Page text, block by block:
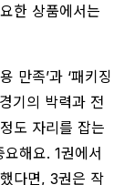
한 상품에서는
만족’과 ‘패키징
기의 박력과 전
도 자리를 잡는
해요. 1권에서
다면, 3권은 작